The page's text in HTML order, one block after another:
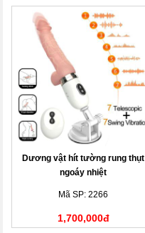
Dương vật hít tường rung thụt
ngoáy nhiệt
Mã SP: 2266
1,700,000đ